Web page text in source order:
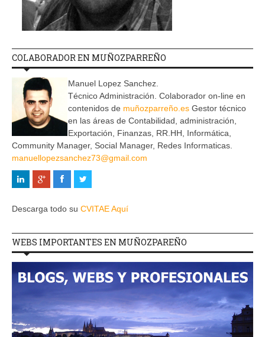
COLABORADOR EN MUÑOZPARREÑO
Manuel Lopez Sanchez.
Técnico Administración. Colaborador on-line en
contenidos de muñozparreño.es Gestor técnico
en las áreas de Contabilidad, administración,
Exportación, Finanzas, RR.HH, Informática,
Community Manager, Social Manager, Redes Informaticas.
manuellopezsanchez73@gmail.com
Descarga todo su CVITAE Aquí
WEBS IMPORTANTES EN MUÑOZPAREÑO